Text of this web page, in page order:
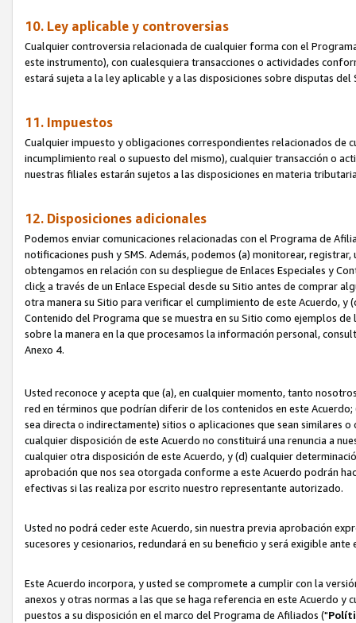
10. Ley aplicable y controversias
Cualquier controversia relacionada de cualquier forma con el
este instrumento), con cualesquiera transacciones o actividades
estará sujeta a la ley aplicable y a las disposiciones sobre disputas
11. Impuestos
Cualquier impuesto y obligaciones correspondientes relacionados de
incumplimiento real o supuesto del mismo), cualquier transacción o
nuestras filiales estarán sujetos a las disposiciones en materia
12. Disposiciones adicionales
Podemos enviar comunicaciones relacionadas con el Programa de
notificaciones push y SMS. Además, podemos (a) monitorear,
obtengamos en relación con su despliegue de Enlaces Especiales y
clicka través de un Enlace Especial desde su Sitio antes de comprar
otra manera su Sitio para verificar el cumplimiento de este Acuerdo,
Contenido del Programa que se muestra en su Sitio como ejemplos
sobre la manera en la que procesamos la información personal,
Anexo 4.
Usted reconoce y acepta que (a), en cualquier momento, tanto
red en términos que podrían diferir de los contenidos en este
sea directa o indirectamente) sitios o aplicaciones que sean similares
cualquier disposición de este Acuerdo no constituirá una renuncia a
cualquier otra disposición de este Acuerdo, y (d) cualquier
aprobación que nos sea otorgada conforme a este Acuerdo podrán
efectivas si las realiza por escrito nuestro representante autorizado.
Usted no podrá ceder este Acuerdo, sin nuestra previa aprobación
sucesores y cesionarios, redundará en su beneficio y será exigible
Este Acuerdo incorpora, y usted se compromete a cumplir con la
anexos y otras normas a las que se haga referencia en este Acuerdo
puestos a su disposición en el marco del Programa de Afiliados ("